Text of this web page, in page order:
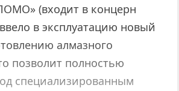
(входит в концерн
в эксплуатацию новый
алмазного
позволит полностью
специализированным